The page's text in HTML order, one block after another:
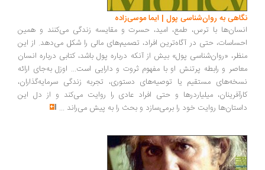
به روان‌شناسی پول | ایما موسی‌زاده
با ترس، طمع، امید، حسرت و مقایسه زندگی می‌کنند و همین
حتی در آگاه‌ترین افراد، تصمیم‌های مالی را شکل می‌دهد. از این
«روان‌شناسی پول» بیش از آنکه درباره پول باشد، کتابی درباره انسان
و رابطه پرتنش او با مفهوم ثروت و دارایی است... اوزل به‌جای ارائه
مستقیم یا توصیه‌های دستوری، تجربه زندگی سرمایه‌گذاران،
میلیاردرها و حتی افراد عادی را روایت می‌کند و از دل این
روایت خود را برمی‌سازد و بحث را به پیش می‌راند...